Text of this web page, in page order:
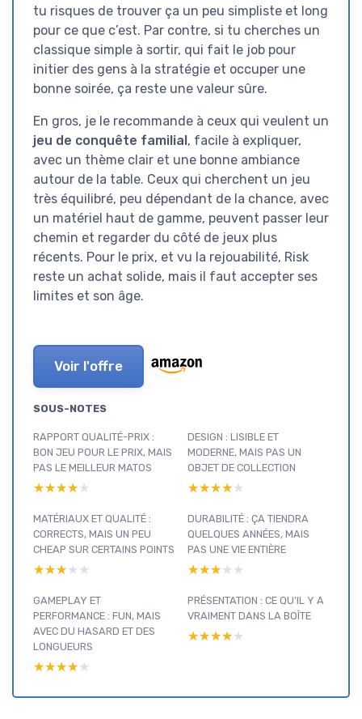
tu risques de trouver ça un peu simpliste et long
pour ce que c’est. Par contre, si tu cherches un
classique simple à sortir, qui fait le job pour
initier des gens à la stratégie et occuper une
bonne soirée, ça reste une valeur sûre.
En gros, je le recommande à ceux qui veulent un
jeu de conquête familial, facile à expliquer,
avec un thème clair et une bonne ambiance
autour de la table. Ceux qui cherchent un jeu
très équilibré, peu dépendant de la chance, avec
un matériel haut de gamme, peuvent passer leur
chemin et regarder du côté de jeux plus
récents. Pour le prix, et vu la rejouabilité, Risk
reste un achat solide, mais il faut accepter ses
limites et son âge.
Voir l'offre
SOUS-NOTES
RAPPORT QUALITÉ-PRIX :
BON JEU POUR LE PRIX, MAIS
PAS LE MEILLEUR MATOS
★★★★★
★★★★★
DESIGN : LISIBLE ET
MODERNE, MAIS PAS UN
OBJET DE COLLECTION
★★★★★
★★★★★
MATÉRIAUX ET QUALITÉ :
CORRECTS, MAIS UN PEU
CHEAP SUR CERTAINS POINTS
★★★★★
★★★★★
DURABILITÉ : ÇA TIENDRA
QUELQUES ANNÉES, MAIS
PAS UNE VIE ENTIÈRE
★★★★★
★★★★★
GAMEPLAY ET
PERFORMANCE : FUN, MAIS
AVEC DU HASARD ET DES
LONGUEURS
★★★★★
★★★★★
PRÉSENTATION : CE QU’IL Y A
VRAIMENT DANS LA BOÎTE
★★★★★
★★★★★